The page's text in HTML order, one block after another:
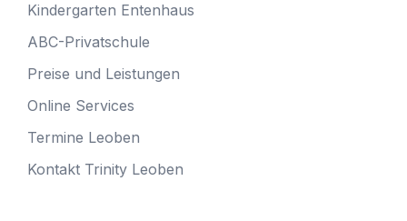
Kindergarten Entenhaus
ABC-Privatschule
Preise und Leistungen
Online Services
Termine Leoben
Kontakt Trinity Leoben